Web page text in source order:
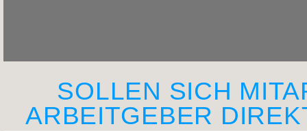
SOLLEN SICH
ARBEITGEBER